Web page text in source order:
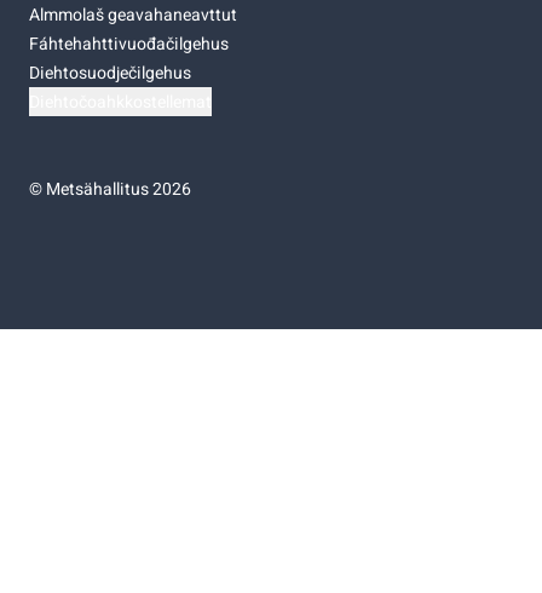
Almmolaš geavahaneavttut
Fáhtehahttivuođačilgehus
Diehtosuodječilgehus
©Metsähallitus 2026